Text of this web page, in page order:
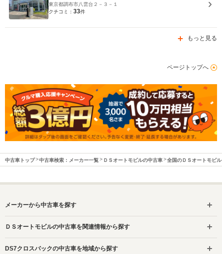
東京都調布市八雲台２－３－１
クチコミ： 33件
もっと見る
ページトップへ
中古車トップ 中古車検索：メーカー一覧 ＤＳオートモビルの中古車 全国のＤＳオートモビル
メーカーから中古車を探す
ＤＳオートモビルの中古車を関連情報から探す
DS7クロスバックの中古車を地域から探す